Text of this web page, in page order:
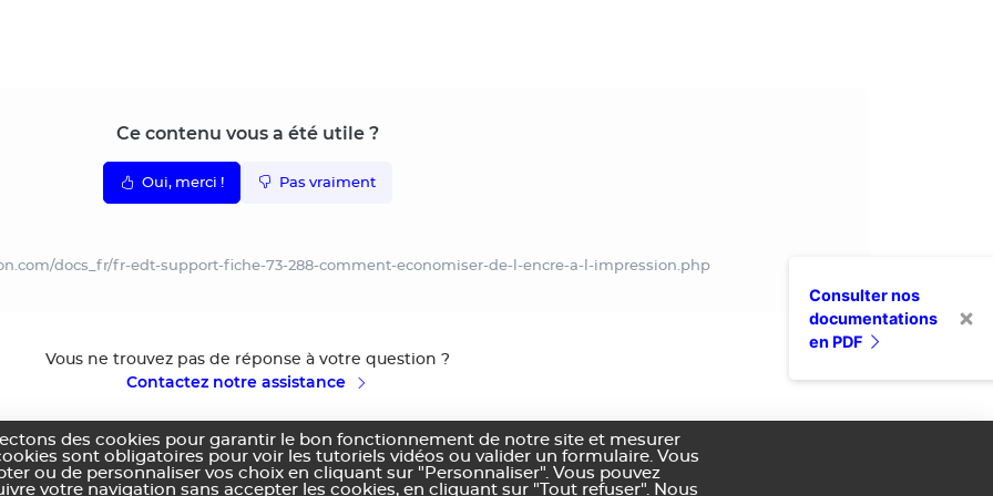
Ce contenu vous a été utile ?
Oui, merci ! Pas vraiment
docs_fr/fr-edt-support-fiche-73-288-comment-economiser-de-l-encre-a-l-impression.php
Vous ne trouvez pas de réponse à votre question ?
Contactez notre assistance
Consulter nos
documentations
en PDF
des cookies pour garantir le bon fonctionnement de notre site et mesurer
sont obligatoires pour voir les tutoriels vidéos ou valider un formulaire. Vous
ou de personnaliser vos choix en cliquant sur "Personnaliser". Vous pouvez
votre navigation sans accepter les cookies, en cliquant sur "Tout refuser". Nous